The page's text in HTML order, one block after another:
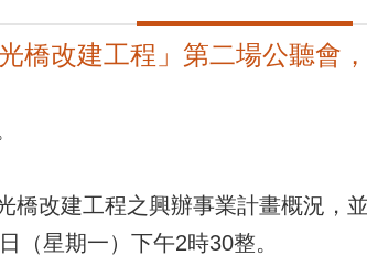
橋改建工程」第二場公聽會，
橋改建工程之興辦事業計畫概況，
（星期一）下午2時30整。